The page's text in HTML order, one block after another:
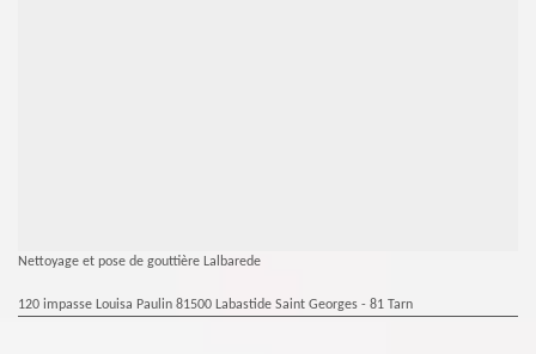
Nettoyage et pose de gouttière Lalbarede
120 impasse Louisa Paulin 81500 Labastide Saint Georges - 81 Tarn